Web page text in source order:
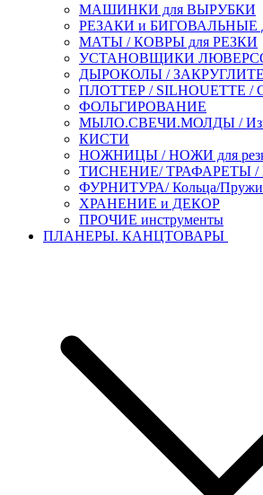
МАШИНКИ для ВЫРУБКИ
РЕЗАКИ и БИГОВАЛЬНЫЕ
МАТЫ / КОВРЫ для РЕЗКИ
УСТАНОВЩИКИ
ДЫРОКОЛЫ /
ПЛОТТЕР / SILHOUETTE /
ФОЛЬГИРОВАНИЕ
МЫЛО.СВЕЧИ.МОЛДЫ /
КИСТИ
НОЖНИЦЫ / НОЖИ для
ТИСНЕНИЕ/ ТРАФАРЕТЫ /
ФУРНИТУРА/ Кольца/
ХРАНЕНИЕ и ДЕКОР
ПРОЧИЕ инструменты
ПЛАНЕРЫ. КАНЦТОВАРЫ